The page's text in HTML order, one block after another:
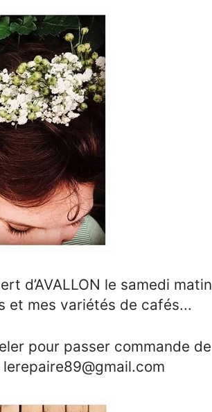
d’AVALLON le samedi matin
et mes variétés de cafés...
pour passer commande de